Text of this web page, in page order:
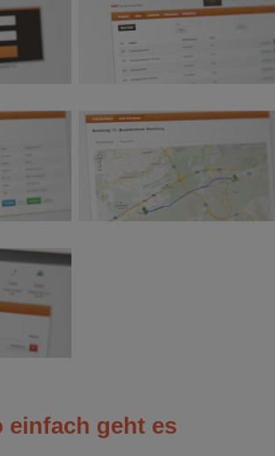
einfach geht es